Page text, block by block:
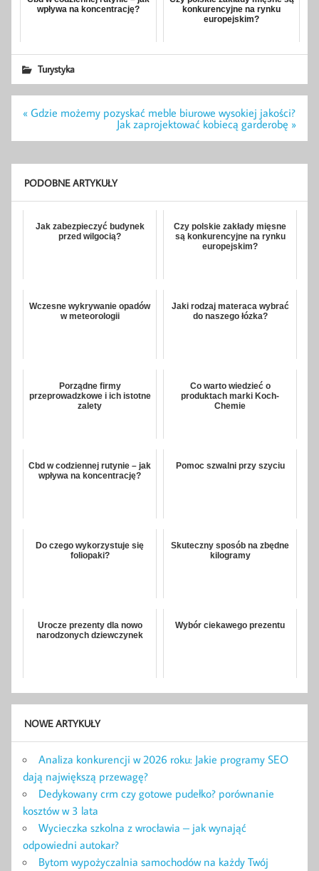
wpływa na koncentrację?
konkurencyjne na rynku
europejskim?
Turystyka
Nawigacja
« Gdzie możemy pozyskać meble biurowe wysokiej jakości?
Jak zaprojektować kobiecą garderobę »
PODOBNE ARTYKUŁY
Jak zabezpieczyć budynek
przed wilgocią?
Czy polskie zakłady mięsne
są konkurencyjne na rynku
europejskim?
Wczesne wykrywanie opadów
w meteorologii
Jaki rodzaj materaca wybrać
do naszego łózka?
Porządne firmy
przeprowadzkowe i ich istotne
zalety
Co warto wiedzieć o
produktach marki Koch-
Chemie
Cbd w codziennej rutynie – jak
wpływa na koncentrację?
Pomoc szwalni przy szyciu
Do czego wykorzystuje się
foliopaki?
Skuteczny sposób na zbędne
kilogramy
Urocze prezenty dla nowo
narodzonych dziewczynek
Wybór ciekawego prezentu
NOWE ARTYKUŁY
Analiza konkurencji w 2026 roku: Jakie programy SEO
dają największą przewagę?
Dedykowany crm czy gotowe pudełko? porównanie
kosztów w 3 lata
Wycieczka szkolna z wrocławia – jak wynająć
odpowiedni autokar?
Bytom wypożyczalnia samochodów na każdy Twój